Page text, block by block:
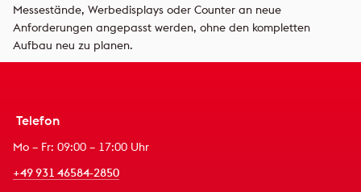
Messestände, Werbedisplays oder Counter an neue
Anforderungen angepasst werden, ohne den kompletten
Aufbau neu zu planen.
Telefon
Mo – Fr: 09:00 – 17:00 Uhr
+49 931 46584-2850